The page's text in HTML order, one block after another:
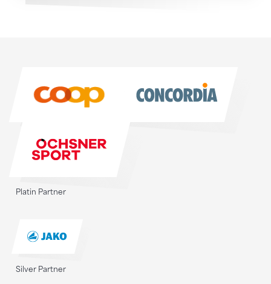
Platin Partner
Silver Partner